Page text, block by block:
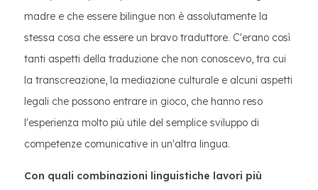
madre e che essere bilingue non è assolutamente la
stessa cosa che essere un bravo traduttore. C'erano così
tanti aspetti della traduzione che non conoscevo, tra cui
la transcreazione, la mediazione culturale e alcuni aspetti
legali che possono entrare in gioco, che hanno reso
l'esperienza molto più utile del semplice sviluppo di
competenze comunicative in un'altra lingua.
Con quali combinazioni linguistiche lavori più